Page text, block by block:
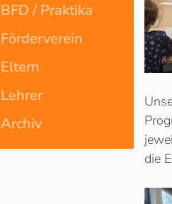
die
BFD / Praktika
Förderverein
Eltern
Lehrer
Archiv